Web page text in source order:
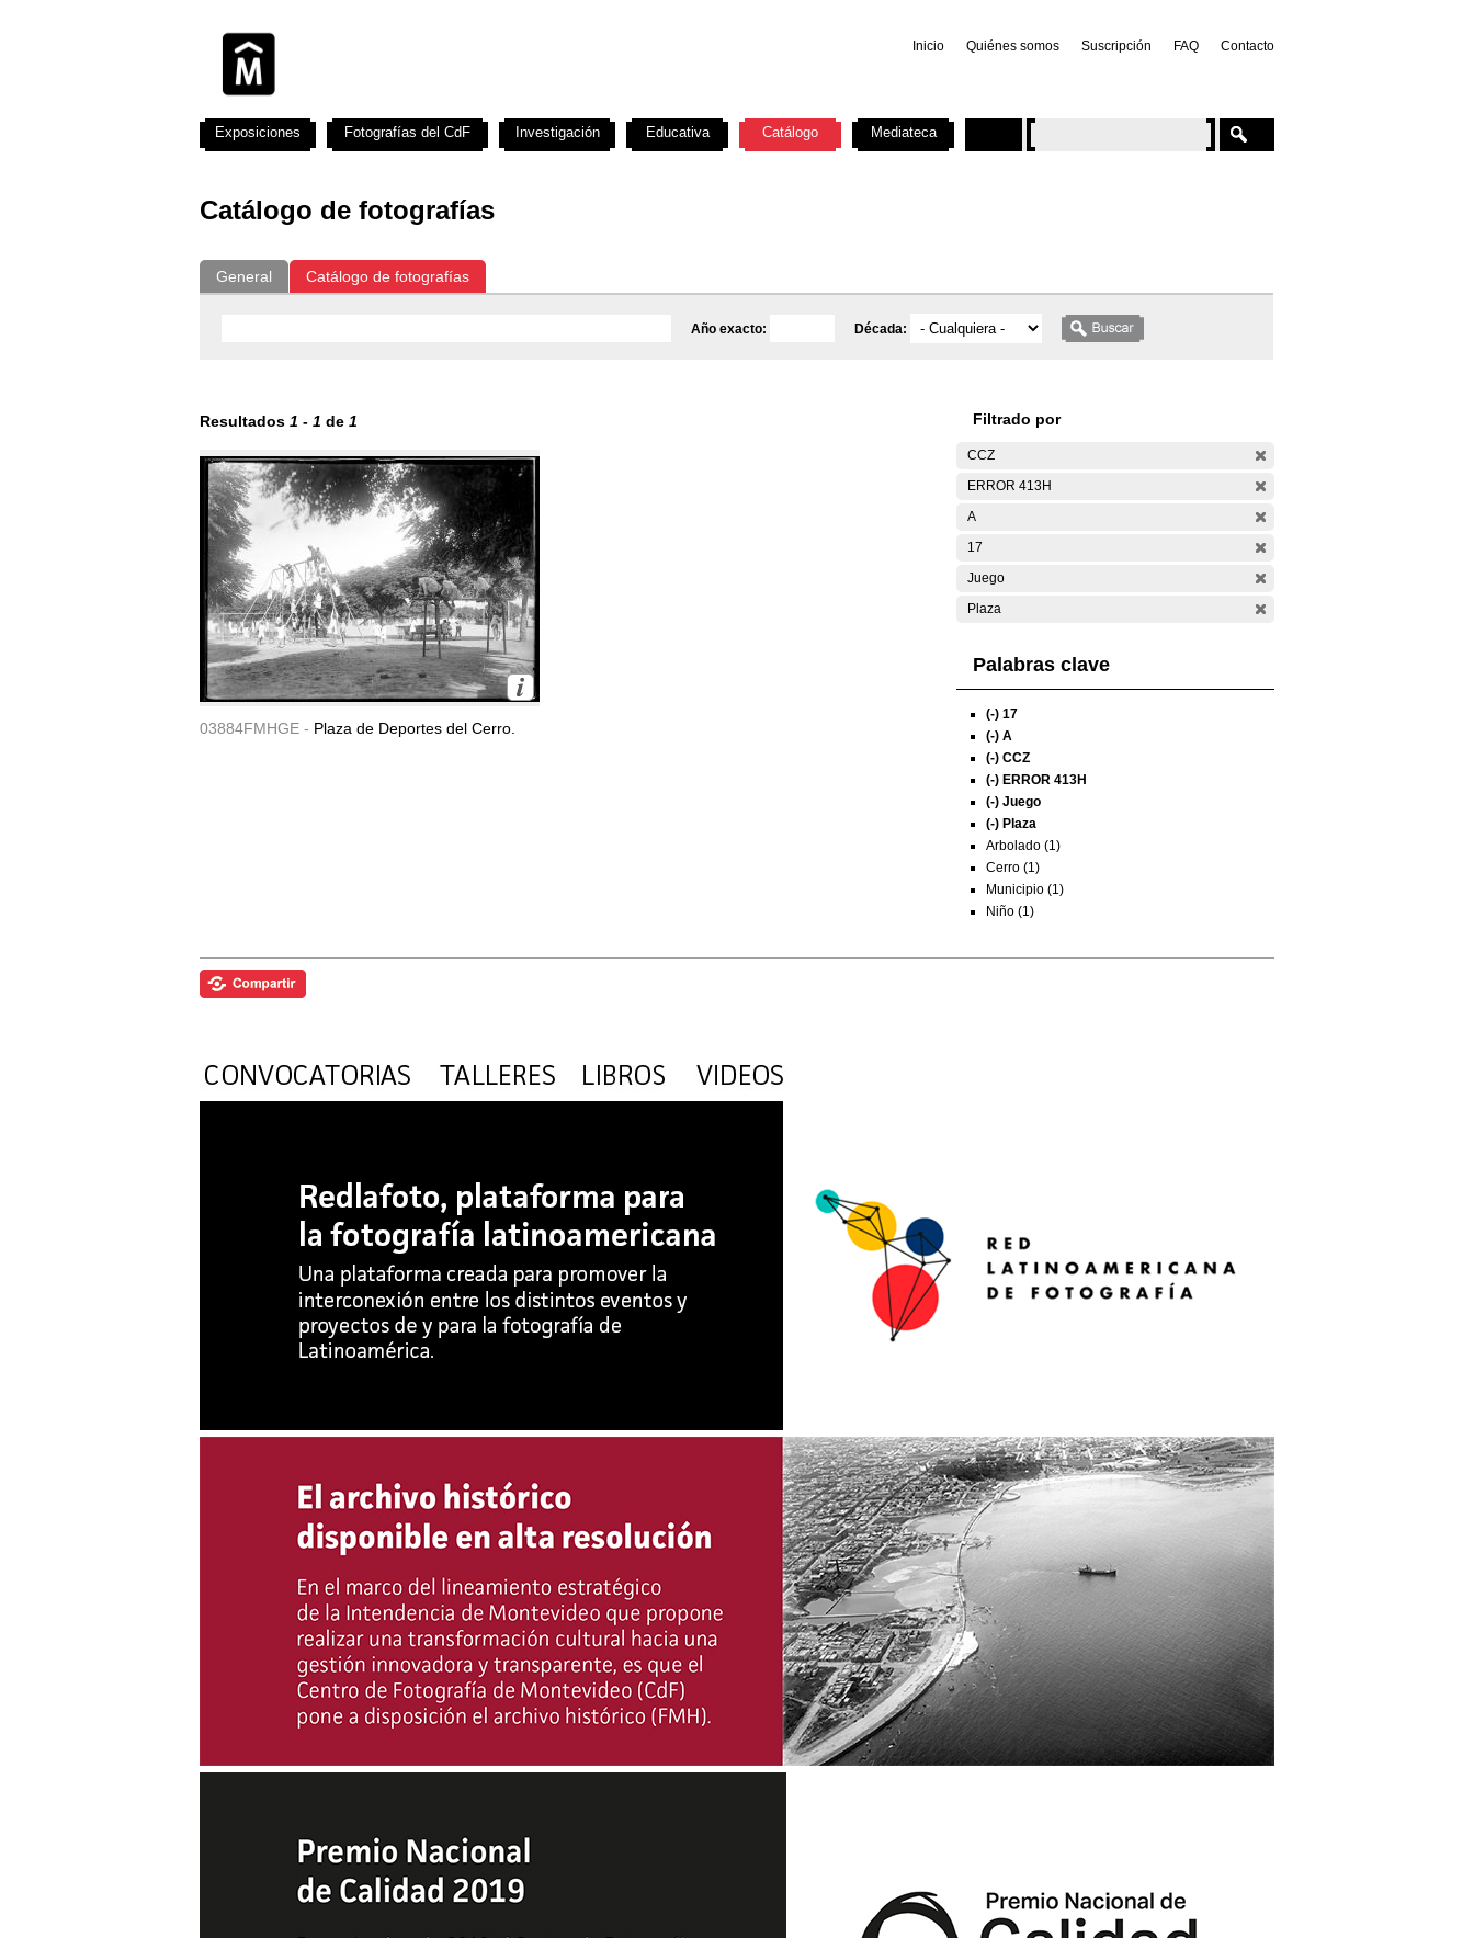
Inicio Quiénes somos Suscripción FAQ Contacto
Catálogo de fotografías
General Catálogo de fotografías
Año exacto: Década:
Resultados 1 - 1 de 1
03884FMHGE - Plaza de Deportes del Cerro.
Filtrado por
CCZ
ERROR 413H
A
17
Juego
Plaza
Palabras clave
(-) 17
(-) A
(-) CCZ
(-) ERROR 413H
(-) Juego
(-) Plaza
Arbolado (1)
Cerro (1)
Municipio (1)
Niño (1)
Exposiciones Fotografías del CdF Investigación Educativa Catálogo Mediateca